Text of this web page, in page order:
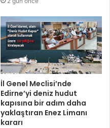
İl Genel Meclisi’nde
Edirne’yi deniz hudut
kapısına bir adım daha
yaklaştıran Enez Limanı
kararı